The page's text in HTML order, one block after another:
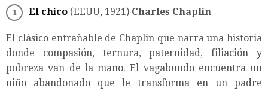
El chico (EEUU, 1921) Charles Chaplin
El clásico entrañable de Chaplin que narra una historia
donde compasión, ternura, paternidad, filiación y
pobreza van de la mano. El vagabundo encuentra un
niño abandonado que le transforma en un padre